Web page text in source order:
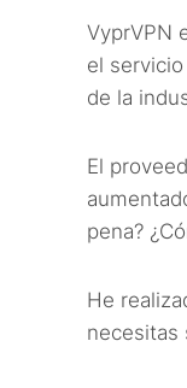
VyprVPN
el
de la
El
pena?
He
necesitas